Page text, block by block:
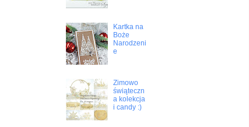
Kartka na
Boże
Narodzeni
e
Zimowo
świąteczn
a kolekcja
i candy :)